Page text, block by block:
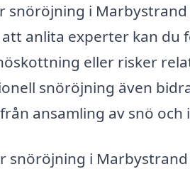
i
anlita experter kan du
eller risker
snöröjning även
ansamling av snö och
snöröjning i